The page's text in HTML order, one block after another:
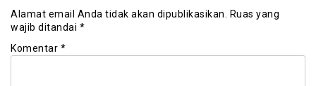
Alamat email Anda tidak akan dipublikasikan.
Ruas yang
wajib ditandai *
Komentar *